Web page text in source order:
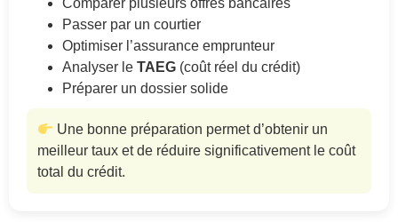
Comparer plusieurs offres bancaires
Passer par un courtier
Optimiser l’assurance emprunteur
Analyser le TAEG (coût réel du crédit)
Préparer un dossier solide
Une bonne préparation permet d’obtenir un
meilleur taux et de réduire significativement le coût
total du crédit.